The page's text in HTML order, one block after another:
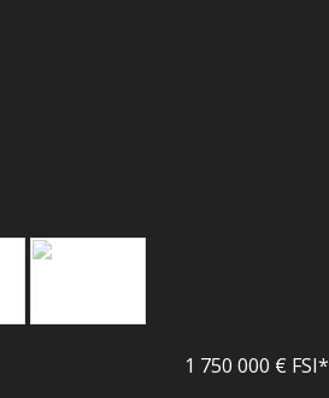
1 750 000 € FSI*